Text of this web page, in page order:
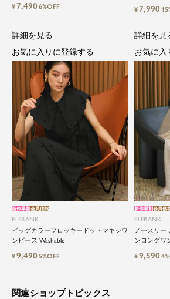
ElegantとFrankをテーマに
えて愛されるアイテムを
ELFRANK（エルフランク）は、「
さくさ」をバランスよく取り入れた
のカジュアルブランドです。
毎日の中に自然と取り入れたくなる
目を引く。そんな日常と特別の間を
タイルを提案しています。
¥7,4906%OFF ¥7,990
ELFRANK
ビッグカラーフロッキードットマキシワ
ンピース Washable
新作早割会員価格
¥9,4905%OFF
詳細を見る
お気に入りに登録する
ELFRANK
ノースリー
ンロングワ
新作早割会員価
¥9,590
詳細を見
お気に入
関連ショップトピックス